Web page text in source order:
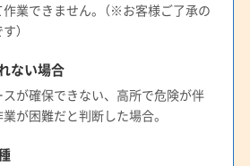
業できません。（※お客様ご了承の
）
ない場合
が確保できない、高所で危険が伴
が困難だと判断した場合。